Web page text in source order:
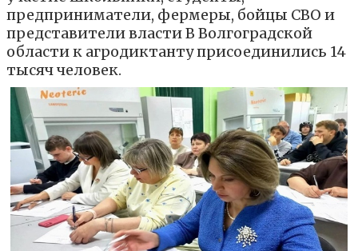
предприниматели, фермеры, бойцы СВО и
представители власти В Волгоградской
области к агродиктанту присоединились 14
тысяч человек.